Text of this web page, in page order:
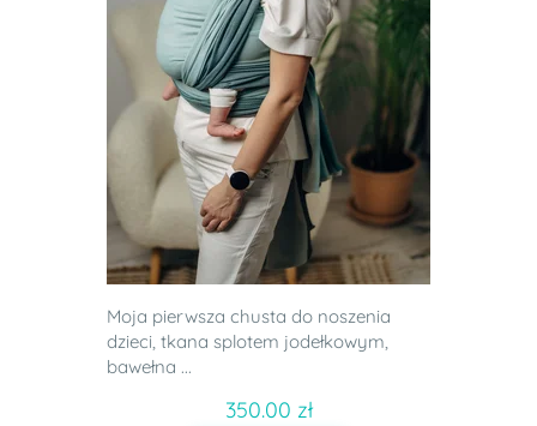
Moja pierwsza chusta do noszenia
dzieci, tkana splotem jodełkowym,
bawełna ...
350.00 zł